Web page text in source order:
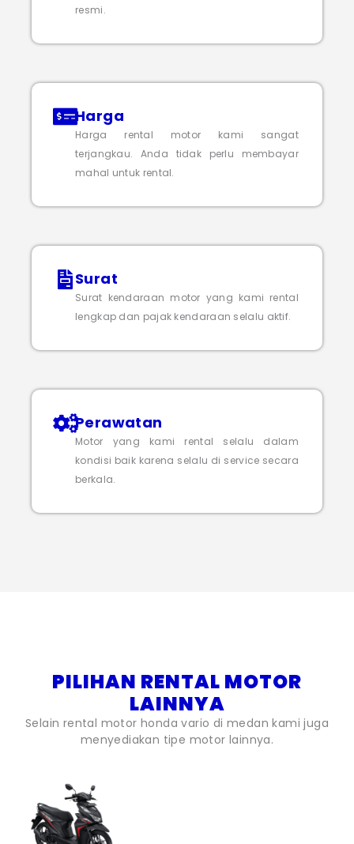
resmi.
Harga
Harga rental motor kami sangat
terjangkau. Anda tidak perlu membayar
mahal untuk rental.
Surat
Surat kendaraan motor yang kami rental
lengkap dan pajak kendaraan selalu aktif.
Perawatan
Motor yang kami rental selalu dalam
kondisi baik karena selalu di service secara
berkala.
PILIHAN RENTAL MOTOR
LAINNYA
Selain rental motor honda vario di medan kami juga
menyediakan tipe motor lainnya.